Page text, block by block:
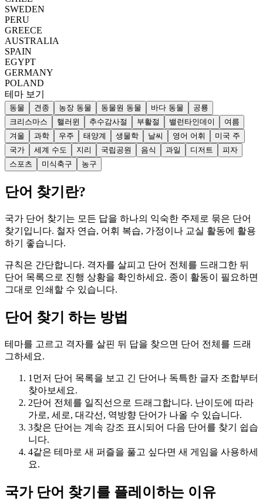
SWEDEN
PERU
GREECE
AUSTRALIA
SPAIN
EGYPT
GERMANY
POLAND
테마 보기
동물 견종 농장 동물 동물원 동물 바다 동물
공룡
크리스마스
핼러윈 추수감사절 부활절 밸런타인데이
여름
겨울
과학 우주 태양계 생물학 날씨 영어 어휘
미국 주
국가
세계 수도 지리 국립공원 음식 과일 디저트
피자
스포츠
미식축구 농구
단어 찾기란?
국가 단어 찾기는 모든 답을 하나의 익숙한 주제로 묶은 단어
찾기입니다. 철자 연습, 어휘 복습, 가정이나 교실 활동에 활용
하기 좋습니다.
규칙은 간단합니다. 격자를 살피고 단어 전체를 드래그한 뒤
단어 목록으로 진행 상황을 확인하세요. 종이 활동이 필요하면
그대로 인쇄할 수 있습니다.
단어 찾기 하는 방법
테마를 고르고 격자를 살핀 뒤 답을 찾으면 단어 전체를 드래
그하세요.
1 먼저 단어 목록을 보고 긴 단어나 독특한 글자 조합부터
찾아보세요.
2단어 전체를 일직선으로 드래그합니다. 난이도에 따라
가로, 세로, 대각선, 역방향 단어가 나올 수 있습니다.
3찾은 단어는 계속 강조 표시되어 다음 단어를 찾기 쉽습
니다.
4같은 테마로 새 퍼즐을 풀고 싶다면 새 게임을 사용하세
요.
국가 단어 찾기를 플레이하는 이유